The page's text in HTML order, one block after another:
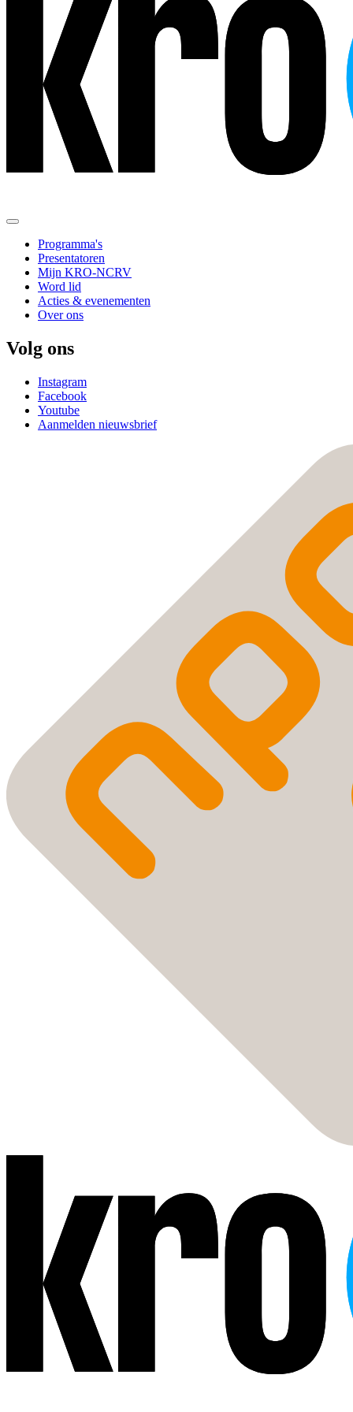
Programma's
Presentatoren
Mijn KRO-NCRV
Word lid
Acties & evenementen
Over ons
Volg ons
Instagram
Facebook
Youtube
Aanmelden nieuwsbrief